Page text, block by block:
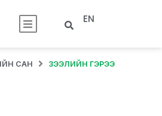
EN
САН ЗЭЭЛИЙН ГЭРЭЭ